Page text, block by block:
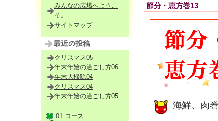
節分・恵方巻13
海鮮、肉
みんなの広場へようこ
そ。
サイトマップ
最近の投稿
クリスマス05
年末年始の過ごし方06
年末大掃除04
クリスマス04
年末年始の過ごし方05
01.コース